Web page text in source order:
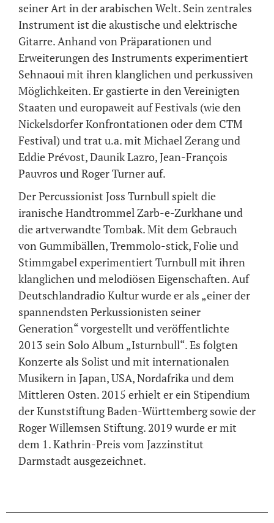
seiner Art in der arabischen Welt. Sein zentrales
Instrument ist die akustische und elektrische
Gitarre. Anhand von Präparationen und
Erweiterungen des Instruments experimentiert
Sehnaoui mit ihren klanglichen und perkussiven
Möglichkeiten. Er gastierte in den Vereinigten
Staaten und europaweit auf Festivals (wie den
Nickelsdorfer Konfrontationen oder dem CTM
Festival) und trat u.a. mit Michael Zerang und
Eddie Prévost, Daunik Lazro, Jean-François
Pauvros und Roger Turner auf.
Der Percussionist Joss Turnbull spielt die
iranische Handtrommel Zarb-e-Zurkhane und
die artverwandte Tombak. Mit dem Gebrauch
von Gummibällen, Tremmolo-stick, Folie und
Stimmgabel experimentiert Turnbull mit ihren
klanglichen und melodiösen Eigenschaften. Auf
Deutschlandradio Kultur wurde er als „einer der
spannendsten Perkussionisten seiner
Generation“ vorgestellt und veröffentlichte
2013 sein Solo Album „Isturnbull“. Es folgten
Konzerte als Solist und mit internationalen
Musikern in Japan, USA, Nordafrika und dem
Mittleren Osten. 2015 erhielt er ein Stipendium
der Kunststiftung Baden-Württemberg sowie der
Roger Willemsen Stiftung. 2019 wurde er mit
dem 1. Kathrin-Preis vom Jazzinstitut
Darmstadt ausgezeichnet.